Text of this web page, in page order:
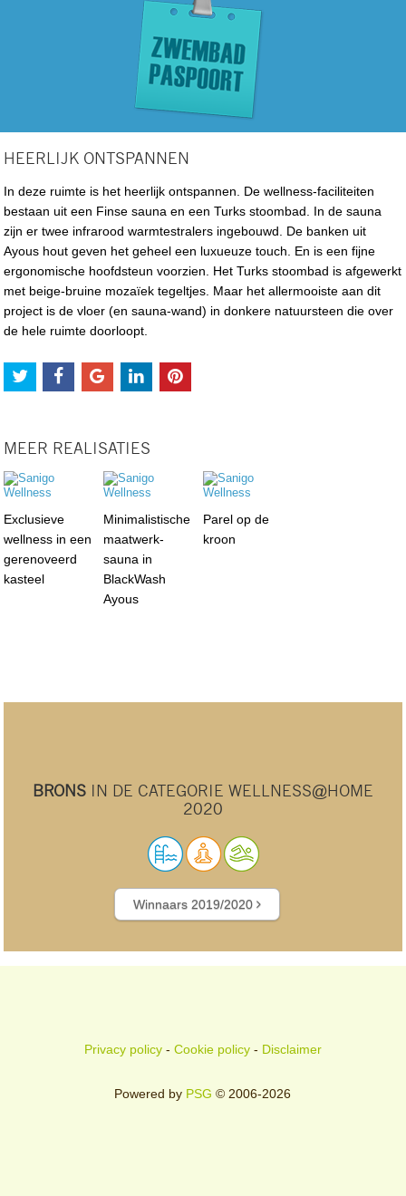
HEERLIJK ONTSPANNEN
In deze ruimte is het heerlijk ontspannen. De wellness-faciliteiten
bestaan uit een Finse sauna en een Turks stoombad. In de sauna
zijn er twee infrarood warmtestralers ingebouwd. De banken uit
Ayous hout geven het geheel een luxueuze touch. En is een fijne
ergonomische hoofdsteun voorzien. Het Turks stoombad is afgewerkt
met beige-bruine mozaïek tegeltjes. Maar het allermooiste aan dit
project is de vloer (en sauna-wand) in donkere natuursteen die over
de hele ruimte doorloopt.
MEER REALISATIES
Exclusieve
wellness in een
gerenoveerd
kasteel
Minimalistische
maatwerk-
sauna in
BlackWash
Ayous
Parel op de
kroon
BRONSIN DE CATEGORIE WELLNESS@HOME
2020
Winnaars 2019/2020
Privacy policy- Cookie policy- Disclaimer
Powered by PSG © 2006-2026